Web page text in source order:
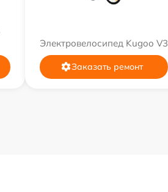
Электровелосипед Kugoo V3
Заказать ремонт